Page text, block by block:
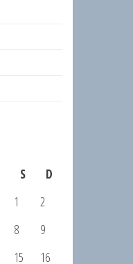
S
D
1
2
8
9
15
16